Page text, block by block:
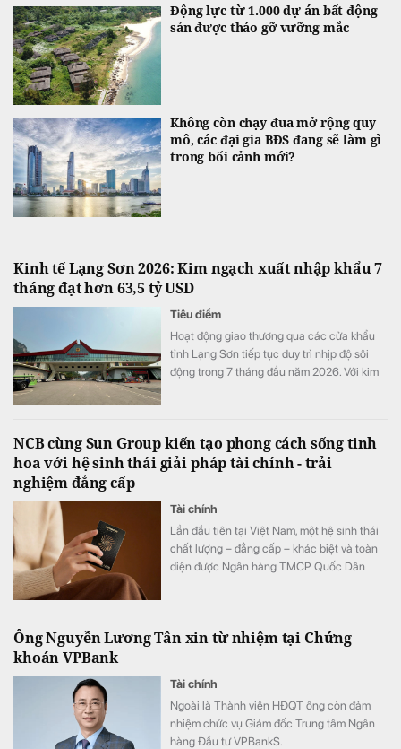
Động lực từ 1.000 dự án bất động
sản được tháo gỡ vưỡng mắc
Không còn chạy đua mở rộng quy
mô, các đại gia BĐS đang sẽ làm gì
trong bối cảnh mới?
Kinh tế Lạng Sơn 2026: Kim ngạch xuất nhập khẩu 7
tháng đạt hơn 63,5 tỷ USD
Tiêu điểm
Hoạt động giao thương qua các cửa khẩu
tỉnh Lạng Sơn tiếp tục duy trì nhịp độ sôi
động trong 7 tháng đầu năm 2026. Với kim
NCB cùng Sun Group kiến tạo phong cách sống tinh
hoa với hệ sinh thái giải pháp tài chính - trải
nghiệm đẳng cấp
Tài chính
Lần đầu tiên tại Việt Nam, một hệ sinh thái
chất lượng – đẳng cấp – khác biệt và toàn
diện được Ngân hàng TMCP Quốc Dân
những đặc quyền cao nhất.
Ông Nguyễn Lương Tân xin từ nhiệm tại Chứng
khoán VPBank
Tài chính
Ngoài là Thành viên HĐQT ông còn đảm
nhiệm chức vụ Giám đốc Trung tâm Ngân
hàng Đầu tư VPBankS.